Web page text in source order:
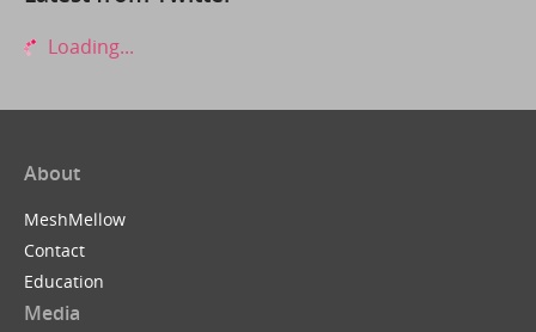
Loading...
About
MeshMellow
Contact
Education
Media